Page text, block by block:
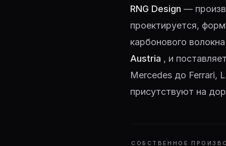
RNG Design —
проектируется,
карбонового
Austria , и
Mercedes до Ferrari,
присутствуют на
СОБСТВЕННОЕ